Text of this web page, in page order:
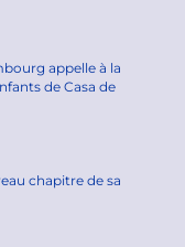
appelle à la
de Casa de
chapitre de sa